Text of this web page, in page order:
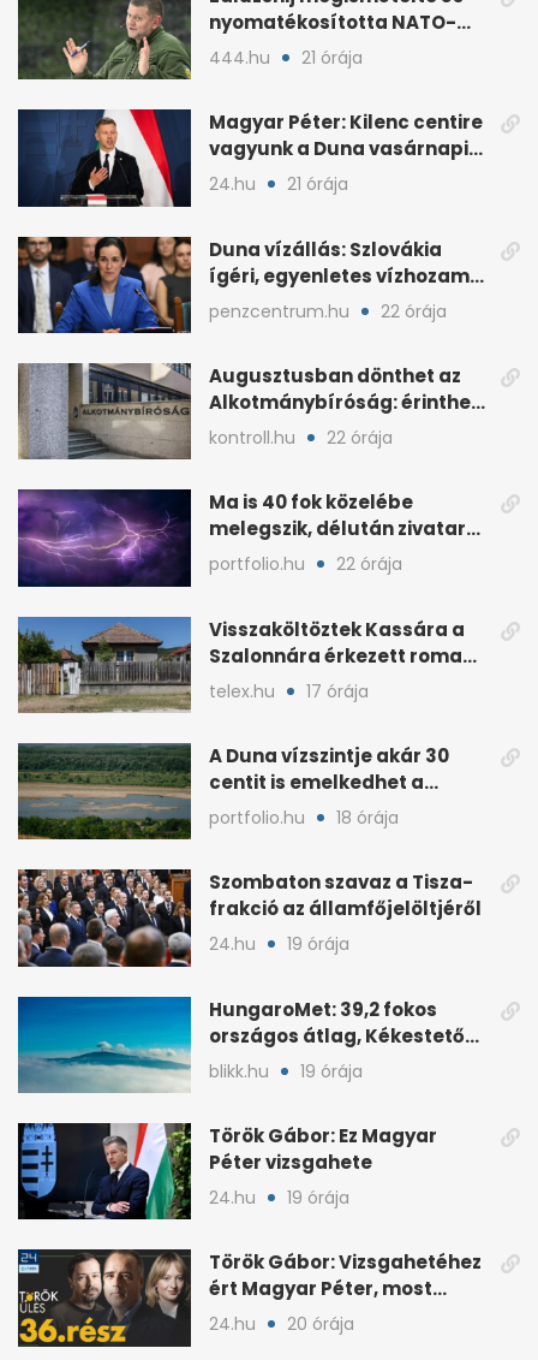
nyomatékosította NATO-
kritikáját
444.hu 21 órája
Magyar Péter: Kilenc centire
vagyunk a Duna vasárnapi
mélypontjától
24.hu 21 órája
Duna vízállás: Szlovákia
ígéri, egyenletes vízhozam
jön Magyarországra
penzcentrum.hu 22 órája
Augusztusban dönthet az
Alkotmánybíróság: érintheti
az uniós forrásokat
kontroll.hu 22 órája
Ma is 40 fok közelébe
melegszik, délután zivatar
és viharos szél jöhet
portfolio.hu 22 órája
Visszaköltöztek Kassára a
Szalonnára érkezett roma
családok
telex.hu 17 órája
A Duna vízszintje akár 30
centit is emelkedhet a
nyugati esők után
portfolio.hu 18 órája
Szombaton szavaz a Tisza-
frakció az államfőjelöltjéről
24.hu 19 órája
HungaroMet: 39,2 fokos
országos átlag, Kékestetőn
hajszál híján rekord
blikk.hu 19 órája
Török Gábor: Ez Magyar
Péter vizsgahete
24.hu 19 órája
Török Gábor: Vizsgahetéhez
ért Magyar Péter, most
minden róla szól
24.hu 20 órája